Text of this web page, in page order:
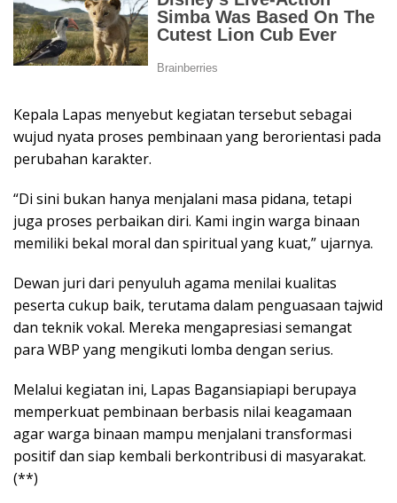
Kepala Lapas menyebut kegiatan tersebut sebagai
wujud nyata proses pembinaan yang berorientasi pada
perubahan karakter.
“Di sini bukan hanya menjalani masa pidana, tetapi
juga proses perbaikan diri. Kami ingin warga binaan
memiliki bekal moral dan spiritual yang kuat,” ujarnya.
Dewan juri dari penyuluh agama menilai kualitas
peserta cukup baik, terutama dalam penguasaan tajwid
dan teknik vokal. Mereka mengapresiasi semangat
para WBP yang mengikuti lomba dengan serius.
Melalui kegiatan ini, Lapas Bagansiapiapi berupaya
memperkuat pembinaan berbasis nilai keagamaan
agar warga binaan mampu menjalani transformasi
positif dan siap kembali berkontribusi di masyarakat.
(**)